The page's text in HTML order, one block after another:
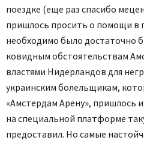
поездке (еще раз спасибо
пришлось просить о помощи в
необходимо было достаточно
ковидным обстоятельствам
властями Нидерландов для
украинским болельщикам,
«Амстердам Арену», пришлось
на специальной платформе
предоставил. Но самые